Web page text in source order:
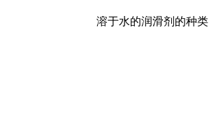
溶于水的润滑剂的种类